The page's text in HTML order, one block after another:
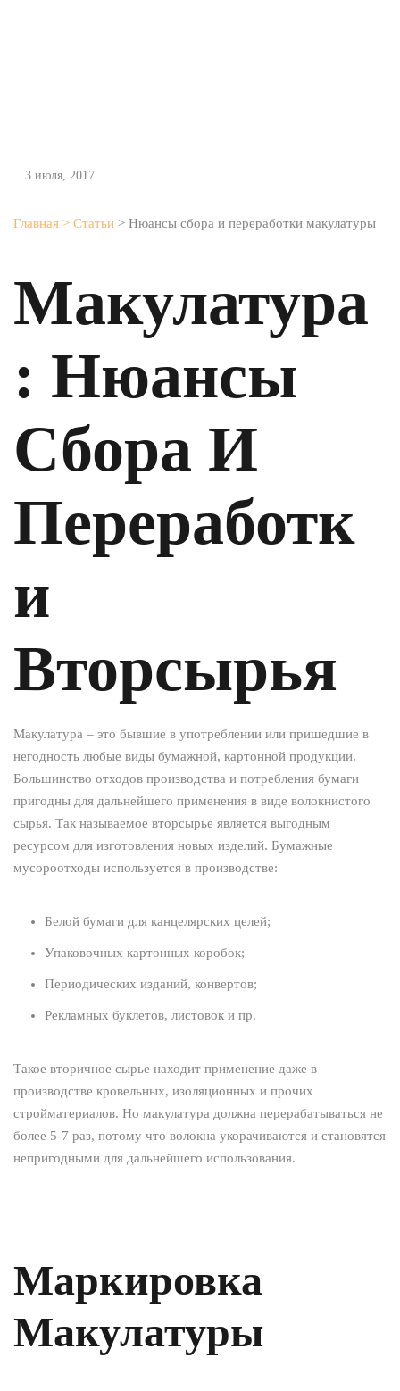
3 июля, 2017
Главная > Статьи > Нюансы сбора и переработки макулатуры
Макулатура
: Нюансы
Сбора И
Переработк
И
Вторсырья
Макулатура – это бывшие в употреблении или пришедшие в
негодность любые виды бумажной, картонной продукции.
Большинство отходов производства и потребления бумаги
пригодны для дальнейшего применения в виде волокнистого
сырья. Так называемое вторсырье является выгодным
ресурсом для изготовления новых изделий. Бумажные
мусороотходы используется в производстве:
Белой бумаги для канцелярских целей;
Упаковочных картонных коробок;
Периодических изданий, конвертов;
Рекламных буклетов, листовок и пр.
Такое вторичное сырье находит применение даже в
производстве кровельных, изоляционных и прочих
стройматериалов. Но макулатура должна перерабатываться не
более 5-7 раз, потому что волокна укорачиваются и становятся
непригодными для дальнейшего использования.
Маркировка
Макулатуры